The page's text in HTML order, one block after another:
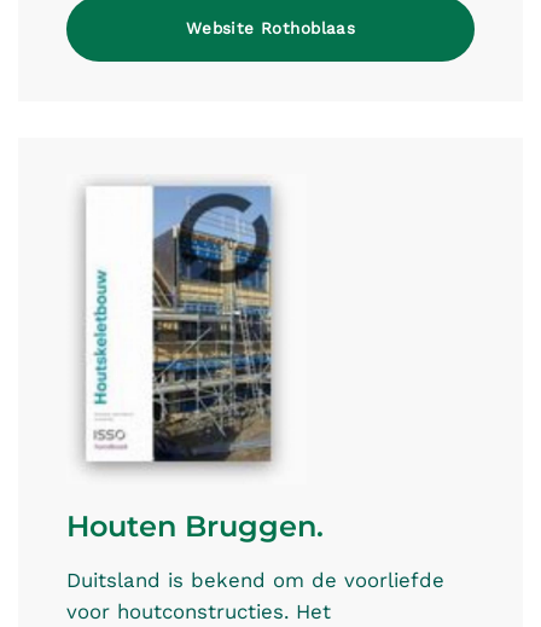
Website Rothoblaas
Houten Bruggen.
Duitsland is bekend om de voorliefde
voor houtconstructies. Het